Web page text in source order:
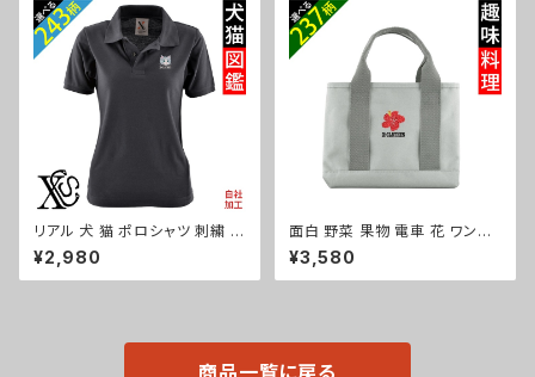
ワワ シーズー シュナウザー パ
グ フレンチブルドッグ X-CLOT
HES 猫図鑑 犬図鑑 ori-am-p
oh2-r10-s
サロン 黒 グッズ 柄 柴犬 チワワ
シーズー シュナウザー パグ X-
CLOTHES 猫図鑑 犬図鑑 ori-
a-tao15-b10-s
リアル 犬 猫 ポロシャツ 刺繍 プ
レゼント 半袖 レディース オリジ
ナル 無地 ワンポイント ロゴ お
しゃれ ゴルフ 吸汗速乾 黒 紺 母
¥2,980
面白 野菜 果物 電車 花 ワンポ
イント 刺繍 オリジナル 仕分け
上手 ミニトートバッグ レディー
ス 仕切り 便利 トートバック メン
¥3,580
商品一覧に戻る